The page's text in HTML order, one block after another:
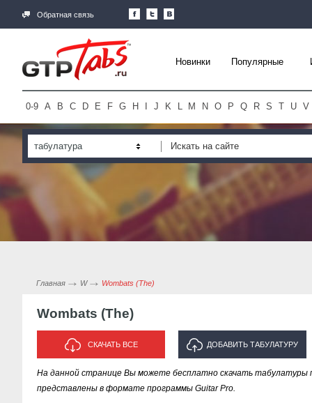
Обратная связь
Новинки Популярные
0-9 A B C D E F G H J K L M N O P Q R S T U V
табулатура
Главная W Wombats (The)
Wombats (The)
СКАЧАТЬ ВСЕ ДОБАВИТЬ ТАБУЛАТУРУ
ИСПОЛНИТЕЛЯ "WOMBATS (THE)"
На данной странице Вы можете бесплатно скачать табулатуры
представлены в формате программы Guitar Pro.